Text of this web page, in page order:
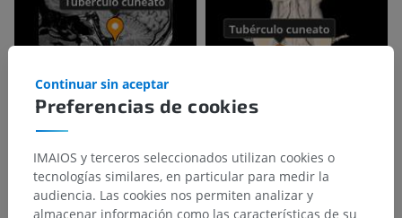
Preferencias de cookies
Continuar sin aceptar
IMAIOS y terceros seleccionados utilizan cookies o
tecnologías similares, en particular para medir la
audiencia. Las cookies nos permiten analizar y
almacenar información como las características de su